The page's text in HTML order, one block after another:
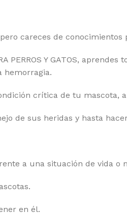
careces de
PERROS Y GATOS,
hemorragia.
crítica de tu mascota,
de sus heridas y hasta
a una situación de vida o
en él.